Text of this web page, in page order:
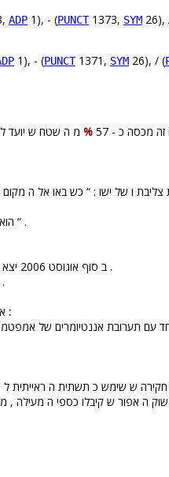
ADP 1), - (PUNCT1373, SYM 26),
1), - (PUNCT1371, SYM 26), / (
זה מכסה כ - 57 %
“ לא יותר מ אנטישמיות עם פנים ורודים “ .
42: ב סוף אוגוסט 2006 יצא ה ספר “ זו אותה ה אהבה ביוגרפיה ב ראשי פרקים “ ב עריכת עלי מוהר .
מזוכה על - פי ערך ה אופציות בתוך ה כסף ש ב חשבון .
:
ה אפור ש קיבלו כספי ה מעילה ,